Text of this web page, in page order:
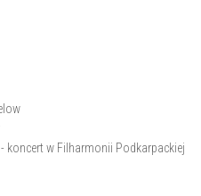
koncert w Filharmonii Podkarpackiej